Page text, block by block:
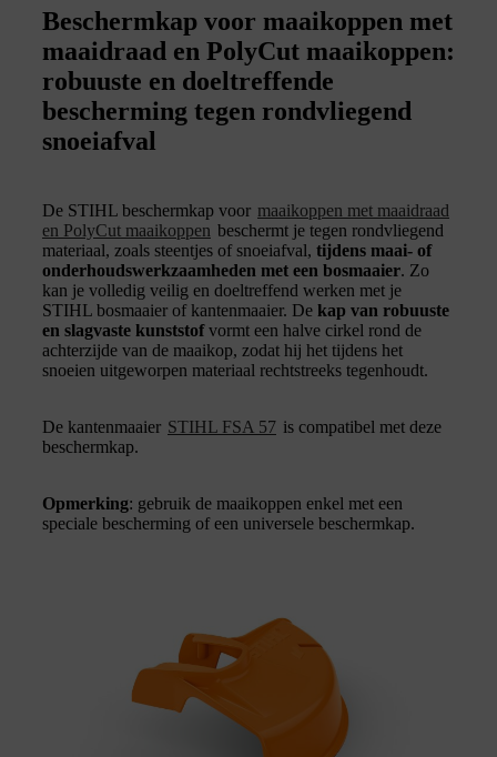
Beschermkap voor maaikoppen met
maaidraad en PolyCut maaikoppen:
robuuste en doeltreffende
bescherming tegen rondvliegend
snoeiafval
De STIHL beschermkap voor maaikoppen met maaidraad
en PolyCut maaikoppen beschermt je tegen rondvliegend
materiaal, zoals steentjes of snoeiafval, tijdens maai- of
onderhoudswerkzaamheden met een bosmaaier. Zo
kan je volledig veilig en doeltreffend werken met je
STIHL bosmaaier of kantenmaaier. De kap van robuuste
en slagvaste kunststofvormt een halve cirkel rond de
achterzijde van de maaikop, zodat hij het tijdens het
snoeien uitgeworpen materiaal rechtstreeks tegenhoudt.
De kantenmaaier STIHL FSA 57 is compatibel met deze
beschermkap.
Opmerking: gebruik de maaikoppen enkel met een
speciale bescherming of een universele beschermkap.